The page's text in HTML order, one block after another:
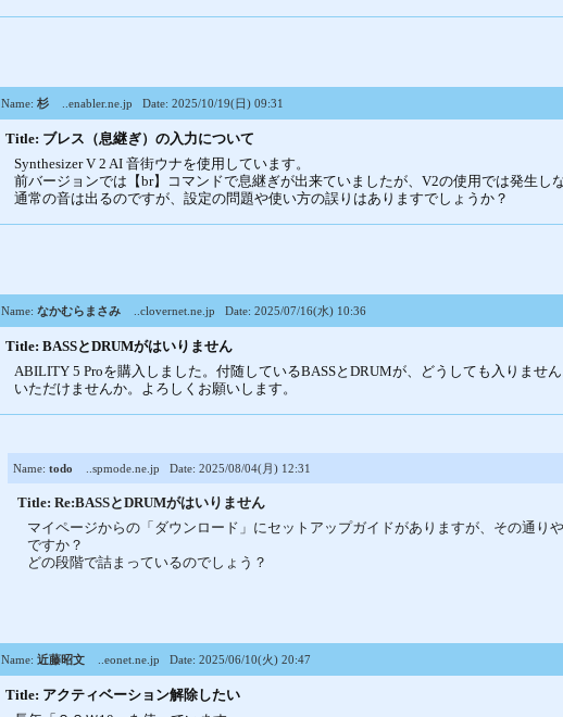
Name: 杉..enabler.ne.jp Date: 2025/10/19(日) 09:31
Title: ブレス（息継ぎ）の入力について
Synthesizer V 2 AI 音街ウナを使用しています。
前バージョンでは【br】コマンドで息継ぎが出来ていましたが、V2の使用では発生し
通常の音は出るのですが、設定の問題や使い方の誤りはありますでしょうか？
Name: なかむらまさみ..clovernet.ne.jp Date: 2025/07/16(水) 10:36
Title: BASSとDRUMがはいりません
ABILITY 5 Proを購入しました。付随しているBASSとDRUMが、どうしても入りませ
いただけませんか。よろしくお願いします。
Name: todo ..spmode.ne.jp Date: 2025/08/04(月) 12:31
Title: Re:BASSとDRUMがはいりません
マイページからの「ダウンロード」にセットアップガイドがありますが、その通り
ですか？
どの段階で詰まっているのでしょう？
Name: 近藤昭文..eonet.ne.jp Date: 2025/06/10(火) 20:47
Title: アクティベーション解除したい